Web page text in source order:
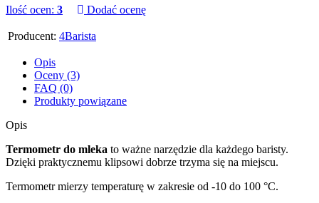
Ilość ocen: 3 Dodać ocenę
Producent: 4Barista
Opis
Oceny (3)
FAQ (0)
Produkty powiązane
Opis
Termometr do mleka to ważne narzędzie dla każdego baristy.
Dzięki praktycznemu klipsowi dobrze trzyma się na miejscu.
Termometr mierzy temperaturę w zakresie od -10 do 100 °C.